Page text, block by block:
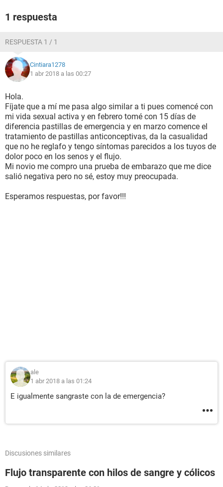
1 respuesta
RESPUESTA 1 / 1
Cintiara1278
1 abr 2018 a las 00:27
Hola.
Fíjate que a mí me pasa algo similar a ti pues comencé con
mi vida sexual activa y en febrero tomé con 15 días de
diferencia pastillas de emergencia y en marzo comence el
tratamiento de pastillas anticonceptivas, da la casualidad
que no he reglafo y tengo síntomas parecidos a los tuyos de
dolor poco en los senos y el flujo.
Mi novio me compro una prueba de embarazo que me dice
salió negativa pero no sé, estoy muy preocupada.
Esperamos respuestas, por favor!!!
ale
1 abr 2018 a las 01:24
E igualmente sangraste con la de emergencia?
Discusiones similares
Flujo transparente con hilos de sangre y cólicos